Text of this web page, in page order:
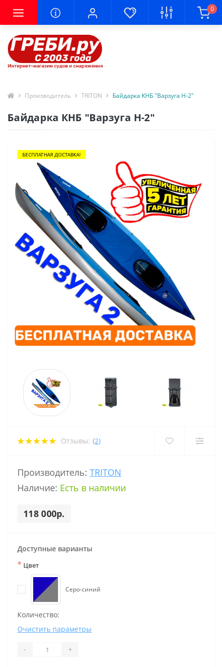
0
Производитель TRITON Байдарка КНБ "Варзуга Н-2"
Байдарка КНБ "Варзуга Н-2"
БЕСПЛАТНАЯ ДОСТАВКА!
Отзывы: (2)
Производитель: TRITON
Наличие: Есть в наличии
118 000р.
Доступные варианты
* Цвет
Серо-синий
Количество:
Очистить параметры
- +